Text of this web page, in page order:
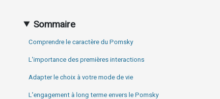
Sommaire
Comprendre le caractère du Pomsky
L'importance des premières interactions
Adapter le choix à votre mode de vie
L'engagement à long terme envers le Pomsky